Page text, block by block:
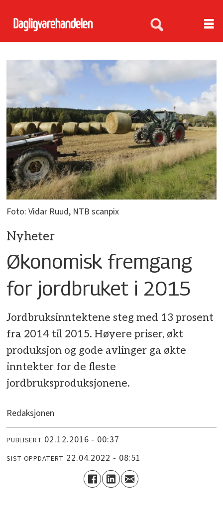
Foto: Vidar Ruud, NTB scanpix
Nyheter
Økonomisk fremgang
for jordbruket i 2015
Jordbruksinntektene steg med 13 prosent
fra 2014 til 2015. Høyere priser, økt
produksjon og gode avlinger ga økte
inntekter for de fleste
jordbruksproduksjonene.
Redaksjonen
PUBLISERT 02.12.2016 - 00:37
SIST OPPDATERT 22.04.2022 - 08:51